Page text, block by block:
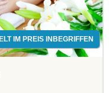
IM PREIS INBEGRIFFEN